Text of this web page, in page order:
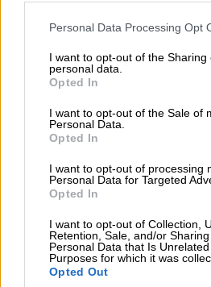
Please note that this website/app
not limited to your visit or usage
grant or deny consent to Google
use your data for below specified
consent section.
Personal Data Processing Opt
I want to opt-out of the Sharing
personal data.
Opted In
I want to opt-out of the Sale of
Personal Data.
Opted In
I want to opt-out of processing
Personal Data for Targeted
Opted In
I want to opt-out of Collection,
Retention, Sale, and/or
Personal Data that Is
Purposes for which it was
Opted Out
Σύντροφε Πρόεδρε,
κατάπληξη και οργή
ανακοίνωση του
του ΠΑΣΟΚ, μιας περίπου
οργάνωσης που δεν
Κατάπληξη, διότι έσπευσε
ψευδέσταταστοιχεία
έντεχνα διακίνησαν στα
παράγοντες που
πανίσχυρους
χώρο της κατάρτισης.